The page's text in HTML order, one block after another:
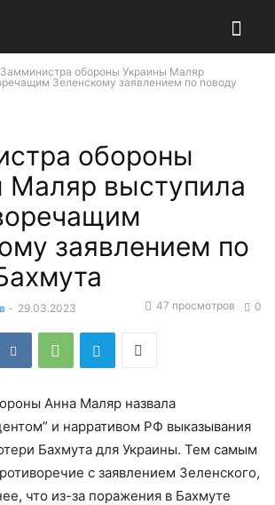
Замминистра обороны Украины Маляр
Зеленскому заявлением по поводу
обороны
Маляр выступила
заявлением по
- 29.03.2023 0
47 просмотров
Анна Маляр назвала
и нарративом РФ выказывания
Бахмута для Украины. Тем самым
с заявлением Зеленского,
что из-за поражения в Бахмуте